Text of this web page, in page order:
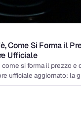
Come Si Forma il
Ufficiale
come si forma il prezzo e
ufficiale aggiornato: la
indicizzate.